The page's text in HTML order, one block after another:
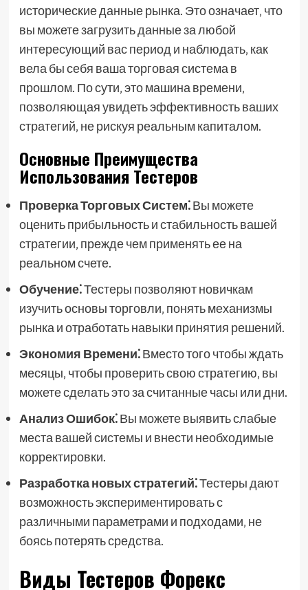
исторические данные рынка. Это означает‚ что
вы можете загрузить данные за любой
интересующий вас период и наблюдать‚ как
вела бы себя ваша торговая система в
прошлом. По сути‚ это машина времени‚
позволяющая увидеть эффективность ваших
стратегий‚ не рискуя реальным капиталом.
Основные Преимущества
Использования Тестеров
Проверка Торговых Систем⁚Вы можете
оценить прибыльность и стабильность вашей
стратегии‚ прежде чем применять ее на
реальном счете.
Обучение⁚Тестеры позволяют новичкам
изучить основы торговли‚ понять механизмы
рынка и отработать навыки принятия решений.
Экономия Времени⁚Вместо того чтобы ждать
месяцы‚ чтобы проверить свою стратегию‚ вы
можете сделать это за считанные часы или дни.
Анализ Ошибок⁚Вы можете выявить слабые
места вашей системы и внести необходимые
корректировки.
Разработка новых стратегий⁚Тестеры дают
возможность экспериментировать с
различными параметрами и подходами‚ не
боясь потерять средства.
Виды Тестеров Форекс